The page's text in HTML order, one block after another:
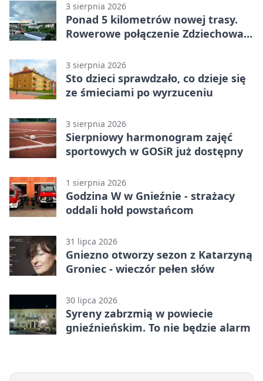
3 sierpnia 2026
Ponad 5 kilometrów nowej trasy.
Rowerowe połączenie Zdziechowa z
3 sierpnia 2026
Sto dzieci sprawdzało, co dzieje się
ze śmieciami po wyrzuceniu
3 sierpnia 2026
Sierpniowy harmonogram zajęć
sportowych w GOSiR już dostępny
1 sierpnia 2026
Godzina W w Gnieźnie - strażacy
oddali hołd powstańcom
31 lipca 2026
Gniezno otworzy sezon z Katarzyną
Groniec - wieczór pełen słów
30 lipca 2026
Syreny zabrzmią w powiecie
gnieźnieńskim. To nie będzie alarm